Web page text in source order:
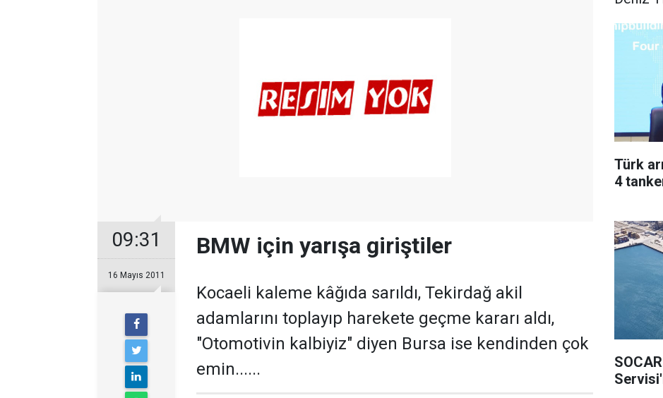
09:31
16 Mayıs 2011
BMW için yarışa giriştiler
Kocaeli kaleme kâğıda sarıldı, Tekirdağ akil
adamlarını toplayıp harekete geçme kararı aldı,
"Otomotivin kalbiyiz" diyen Bursa ise kendinden çok
emin......
Türk
4